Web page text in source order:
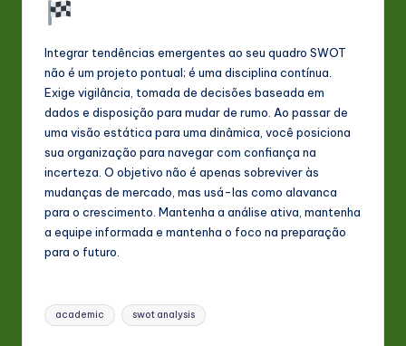
Integrar tendências emergentes ao seu quadro SWOT
não é um projeto pontual; é uma disciplina contínua.
Exige vigilância, tomada de decisões baseada em
dados e disposição para mudar de rumo. Ao passar de
uma visão estática para uma dinâmica, você posiciona
sua organização para navegar com confiança na
incerteza. O objetivo não é apenas sobreviver às
mudanças de mercado, mas usá-las como alavanca
para o crescimento. Mantenha a análise ativa, mantenha
a equipe informada e mantenha o foco na preparação
para o futuro.
Tags:
academic swot analysis